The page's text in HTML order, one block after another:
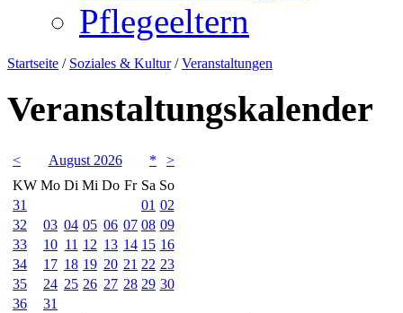
Pflegeeltern
Startseite / Soziales & Kultur/Veranstaltungen
Veranstaltungskalender
< August 2026 *
>
KW Mo Di Mi Do Fr Sa So
31
01 02
32
03 04 05 06 07 08 09
33
10 11 12 13 14 15 16
34
17 18 19 20 21 22 23
35
24 25 26 27 28 29 30
36
31